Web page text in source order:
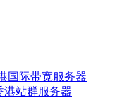
国际带宽服务器
港站群服务器